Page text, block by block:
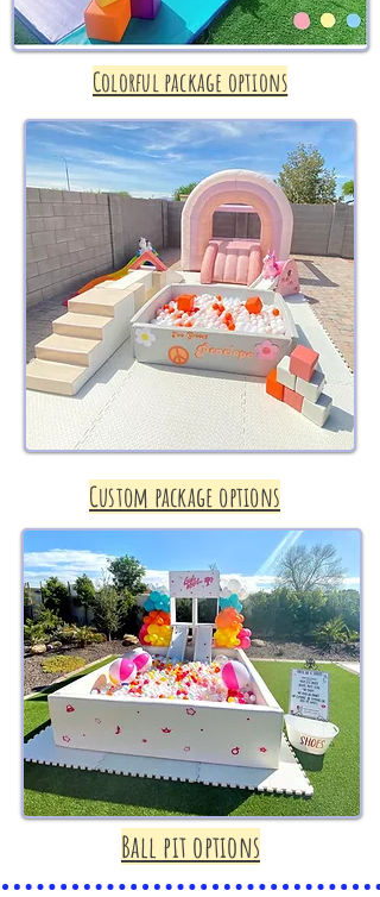
Colorful package options
Custom package options
Ball pit options